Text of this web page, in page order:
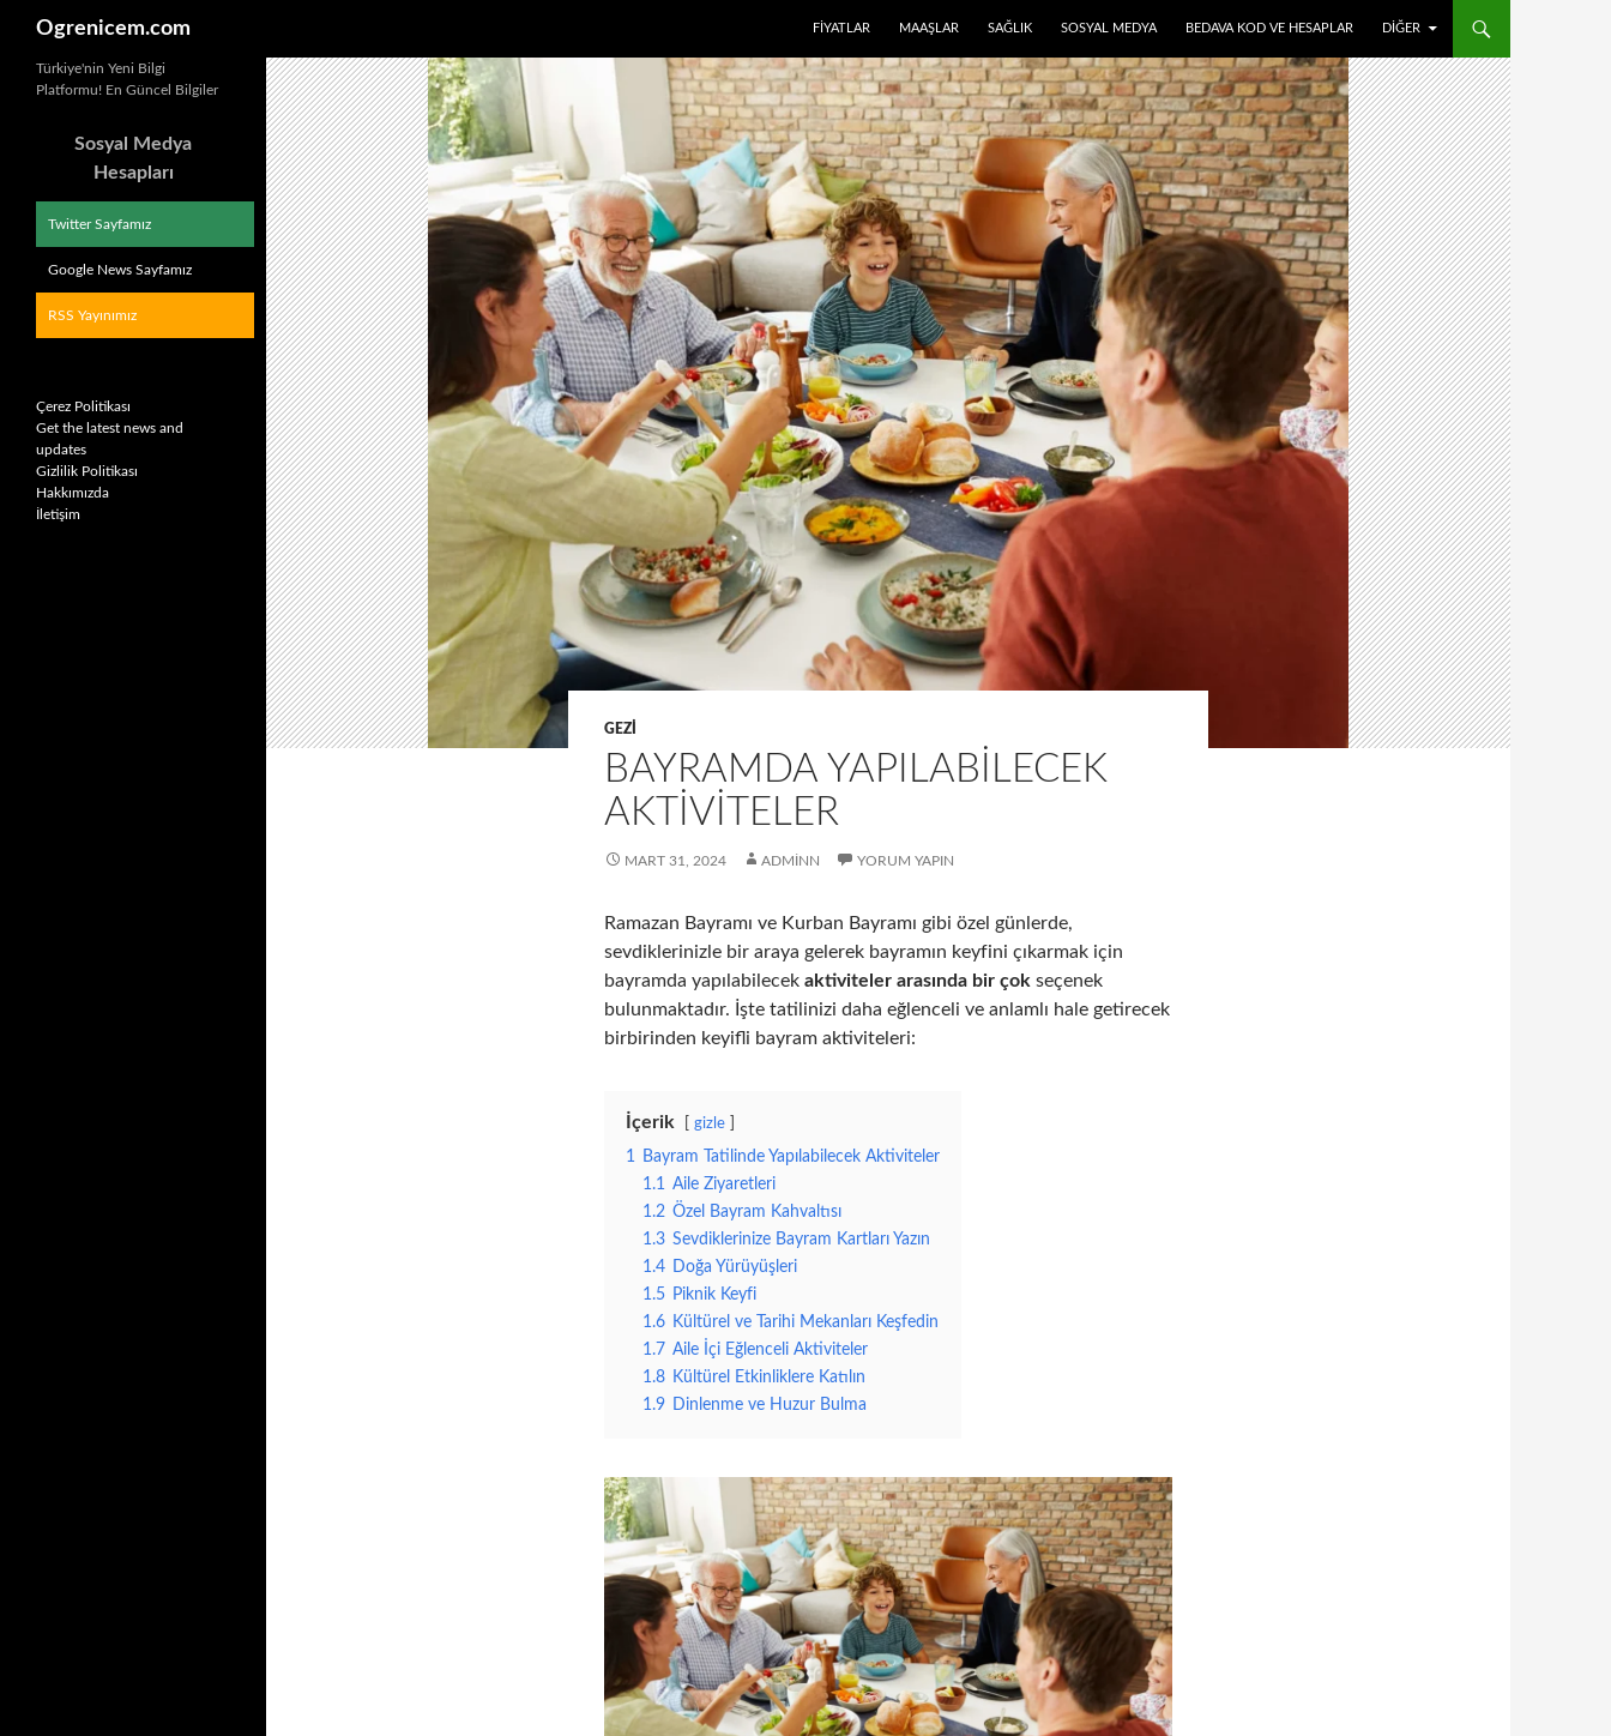
İçeriğe
Ogrenicem.com FIYATLAR MAAŞLAR SAĞLIK SOSYAL MEDYA BEDAVA KOD VE HESAPLAR DIĞER
GEZI
BAYRAMDA YAPILABILECEK
AKTIVITELER
MART 31, 2024 ADMINN YORUM YAPIN
Ramazan Bayramı ve Kurban Bayramı gibi özel günlerde,
sevdiklerinizle bir araya gelerek bayramın keyfini çıkarmak için
bayramda yapılabilecek aktiviteler arasında bir çok seçenek
bulunmaktadır. İşte tatilinizi daha eğlenceli ve anlamlı hale getirecek
birbirinden keyifli bayram aktiviteleri:
İçerik gizle
1 Bayram Tatilinde Yapılabilecek Aktiviteler
1.1 Aile Ziyaretleri
1.2 Özel Bayram Kahvaltısı
1.3 Sevdiklerinize Bayram Kartları Yazın
1.4 Doğa Yürüyüşleri
1.5 Piknik Keyfi
1.6 Kültürel ve Tarihi Mekanları Keşfedin
1.7 Aile İçi Eğlenceli Aktiviteler
1.8 Kültürel Etkinliklere Katılın
1.9 Dinlenme ve Huzur Bulma
Türkiye'nin Yeni Bilgi
Platformu! En Güncel Bilgiler
Sosyal Medya
Hesapları
Twitter Sayfamız
Google News Sayfamız
RSS Yayınımız
Çerez Politikası
Get the latest news and
updates
Gizlilik Politikası
Hakkımızda
İletişim